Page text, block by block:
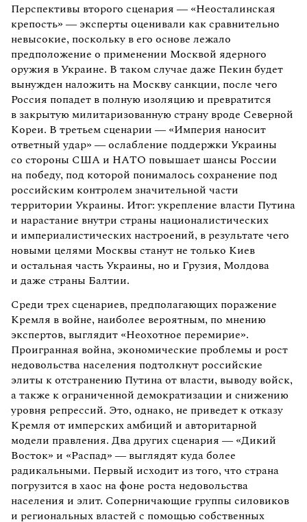
Перспективы второго сценария — «Неосталинская
крепость» — эксперты оценивали как сравнительно
невысокие, поскольку в его основе лежало
предположение о применении Москвой ядерного
оружия в Украине. В таком случае даже Пекин будет
вынужден наложить на Москву санкции, после чего
Россия попадет в полную изоляцию и превратится
в закрытую милитаризованную страну вроде Северной
Кореи. В третьем сценарии — «Империя наносит
ответный удар» — ослабление поддержки Украины
со стороны США и НАТО повышает шансы России
на победу, под которой понималось сохранение под
российским контролем значительной части
территории Украины. Итог: укрепление власти Путина
и нарастание внутри страны националистических
и империалистических настроений, в результате чего
новыми целями Москвы станут не только Киев
и остальная часть Украины, но и Грузия, Молдова
и даже страны Балтии.
Среди трех сценариев, предполагающих поражение
Кремля в войне, наиболее вероятным, по мнению
экспертов, выглядит «Неохотное перемирие».
Проигранная война, экономические проблемы и рост
недовольства населения подтолкнут российские
элиты к отстранению Путина от власти, выводу войск,
а также к ограниченной демократизации и снижению
уровня репрессий. Это, однако, не приведет к отказу
Кремля от имперских амбиций и авторитарной
модели правления. Два других сценария — «Дикий
Восток» и «Распад» — выглядят куда более
радикальными. Первый исходит из того, что страна
погрузится в хаос на фоне роста недовольства
населения и элит. Соперничающие группы силовиков
и региональных властей с помощью собственных